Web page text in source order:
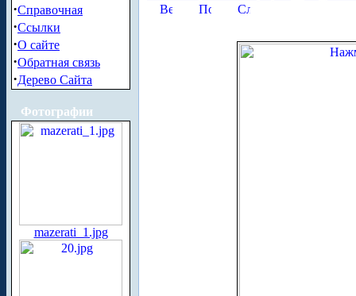
·Справочная
·Ссылки
·О сайте
·Обратная связь
·Дерево Сайта
Фотографии
mazerati_1.jpg